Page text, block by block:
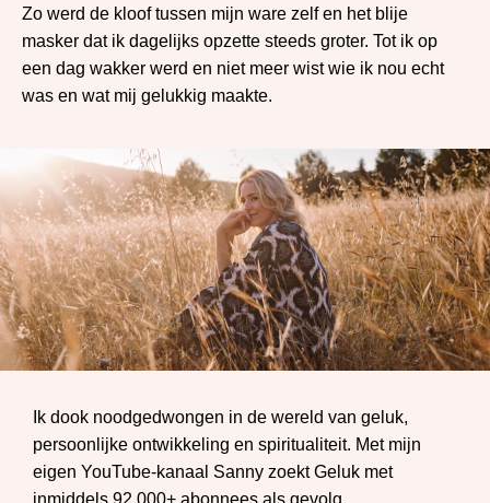
Zo werd de kloof tussen mijn ware zelf en het blije
masker dat ik dagelijks opzette steeds groter. Tot ik op
een dag wakker werd en niet meer wist wie ik nou echt
was en wat mij gelukkig maakte.
Ik dook noodgedwongen in de wereld van geluk,
persoonlijke ontwikkeling en spiritualiteit. Met mijn
eigen YouTube-kanaal Sanny zoekt Geluk met
inmiddels 92.000+ abonnees als gevolg.